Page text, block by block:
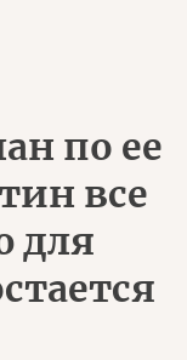
по ее
все
для